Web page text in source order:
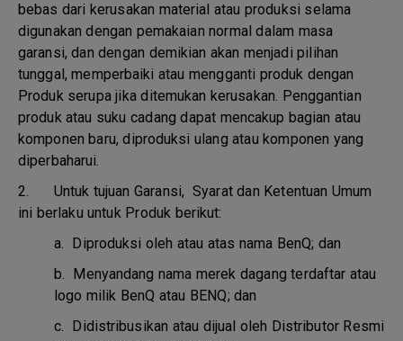
bebas dari kerusakan material atau produksi selama
digunakan dengan pemakaian normal dalam masa
garansi, dan dengan demikian akan menjadi pilihan
tunggal, memperbaiki atau mengganti produk dengan
Produk serupa jika ditemukan kerusakan. Penggantian
produk atau suku cadang dapat mencakup bagian atau
komponen baru, diproduksi ulang atau komponen yang
diperbaharui.
2. Untuk tujuan Garansi, Syarat dan Ketentuan Umum
ini berlaku untuk Produk berikut:
a. Diproduksi oleh atau atas nama BenQ; dan
b. Menyandang nama merek dagang terdaftar atau
logo milik BenQ atau BENQ; dan
c. Didistribusikan atau dijual oleh Distributor Resmi